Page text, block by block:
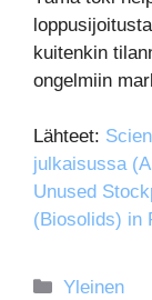
kuitenkin
ongelmiin
Lähteet:
julkaisussa
Unused
(Biosolids) in
Kategoriat
Yleinen